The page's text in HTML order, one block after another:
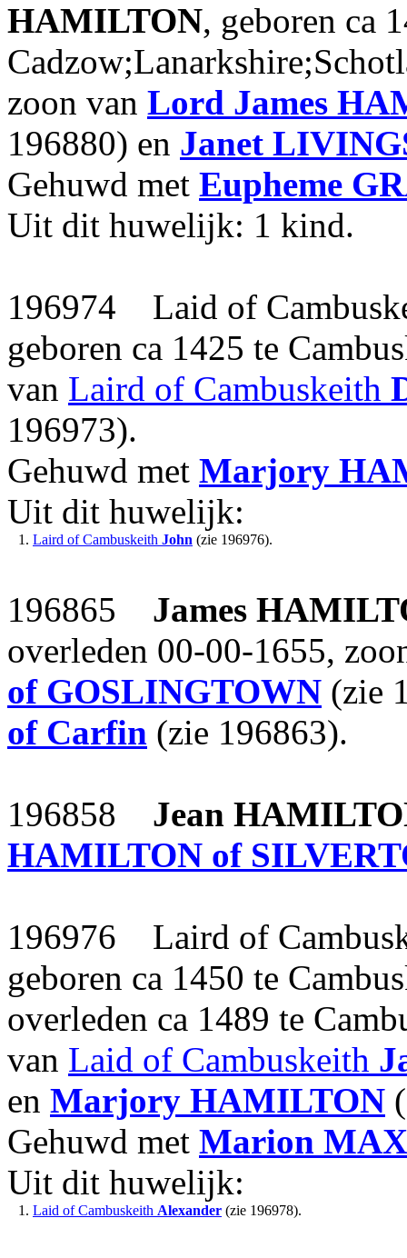
HAMILTON, geboren ca
zoon van Lord James
196880) en Janet
Gehuwd met Eupheme
Uit dit huwelijk: 1 kind.
196974 Laid of
geboren ca 1425 te
van Laird of Cambuskeith
196973).
Gehuwd met Marjory
Uit dit huwelijk:
1. Laird of Cambuskeith John (zie 196976).
196865 James
overleden 00-00-1655,
of GOSLINGTOWN (zie
of Carfin (zie 196863).
196858 Jean
HAMILTON of
196976 Laird of
geboren ca 1450 te
overleden ca 1489 te
van Laid of Cambuskeith
en Marjory HAMILTON
Gehuwd met Marion
Uit dit huwelijk:
1. Laid of Cambuskeith Alexander (zie 196978).